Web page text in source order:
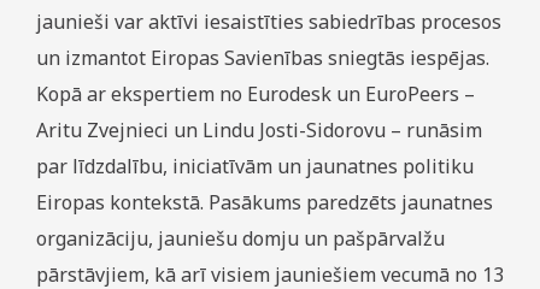
jaunieši var aktīvi iesaistīties sabiedrības procesos
un izmantot Eiropas Savienības sniegtās iespējas.
Kopā ar ekspertiem no Eurodesk un EuroPeers –
Aritu Zvejnieci un Lindu Josti-Sidorovu – runāsim
par līdzdalību, iniciatīvām un jaunatnes politiku
Eiropas kontekstā. Pasākums paredzēts jaunatnes
organizāciju, jauniešu domju un pašpārvalžu
pārstāvjiem, kā arī visiem jauniešiem vecumā no 13